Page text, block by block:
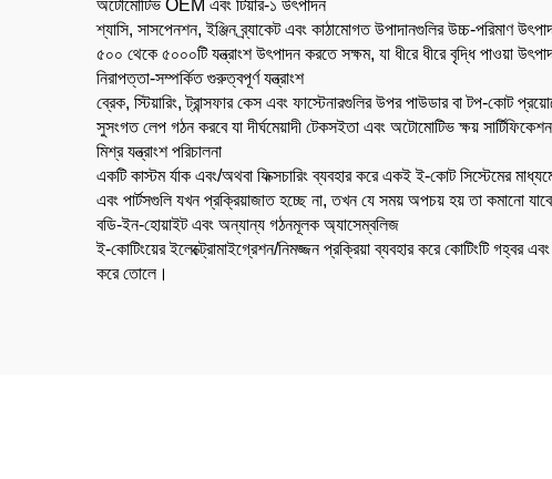
অটোমোটিভ OEM এবং টিয়ার-১ উৎপাদন
শ্যাসি, সাসপেনশন, ইঞ্জিন ব্র্যাকেট এবং কাঠামোগত উপাদানগুলির উচ্চ-পরিমাণ
৫০০ থেকে ৫০০০টি যন্ত্রাংশ উৎপাদন করতে সক্ষম, যা ধীরে ধীরে বৃদ্ধি পাওয়া
নিরাপত্তা-সম্পর্কিত গুরুত্বপূর্ণ যন্ত্রাংশ
ব্রেক, স্টিয়ারিং, ট্রান্সফার কেস এবং ফাস্টেনারগুলির উপর পাউডার বা টপ-কোট
সুসংগত লেপ গঠন করবে যা দীর্ঘমেয়াদী টেকসইতা এবং অটোমোটিভ ক্ষয়
মিশ্র যন্ত্রাংশ পরিচালনা
একটি কাস্টম র্যাক এবং/অথবা ফিক্সচারিং ব্যবহার করে একই ই-কোট সিস্টেমের
এবং পার্টসগুলি যখন প্রক্রিয়াজাত হচ্ছে না, তখন যে সময় অপচয় হয় তা কমানো
বডি-ইন-হোয়াইট এবং অন্যান্য গঠনমূলক অ্যাসেম্বলিজ
ই-কোটিংয়ের ইলেক্ট্রোমাইগ্রেশন/নিমজ্জন প্রক্রিয়া ব্যবহার করে কোটিংটি গহ্বর
করে তোলে।